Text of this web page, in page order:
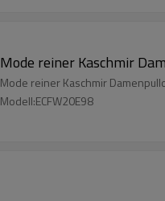
Mode reiner Kaschmir
Mode reiner Kaschmir
Modell:ECFW20E98